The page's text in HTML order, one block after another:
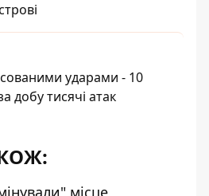
ударами - 10
добу тисячі атак
місце